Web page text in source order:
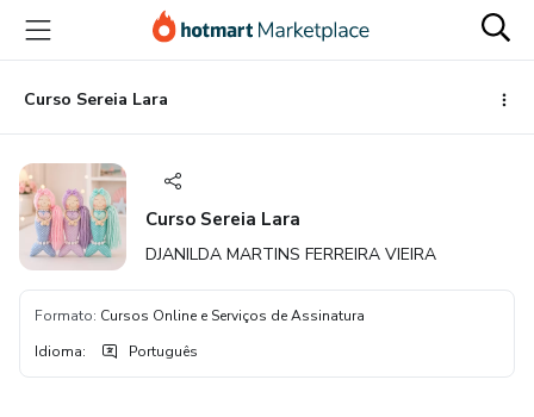
para
conteúdo
principal
para
pagamento
para
rodapé
Curso Sereia Lara
Curso Sereia Lara
DJANILDA MARTINS FERREIRA VIEIRA
Formato: Cursos Online e Serviços de Assinatura
Idioma: Português